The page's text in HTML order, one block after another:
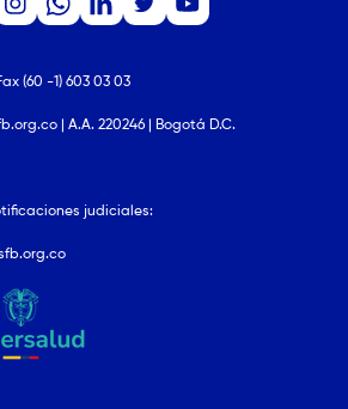
(60 -1) 603 03 03
| A.A. 220246 | Bogotá D.C.
judiciales: